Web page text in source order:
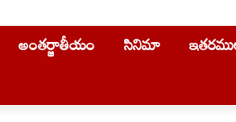
అంతర్జాతీయం సినిమా